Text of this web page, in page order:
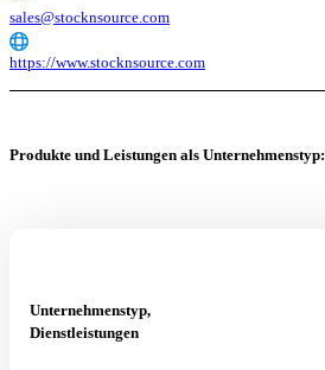
sales@stocknsource.com
https://www.stocknsource.com
Produkte und Leistungen als Unternehmenstyp:
Unternehmenstyp,
Dienstleistungen